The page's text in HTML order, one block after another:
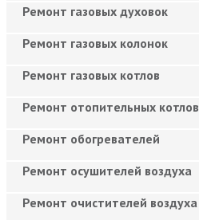
Ремонт газовых духовок
Ремонт газовых колонок
Ремонт газовых котлов
Ремонт отопительных котлов
Ремонт обогревателей
Ремонт осушителей воздуха
Ремонт очистителей воздуха